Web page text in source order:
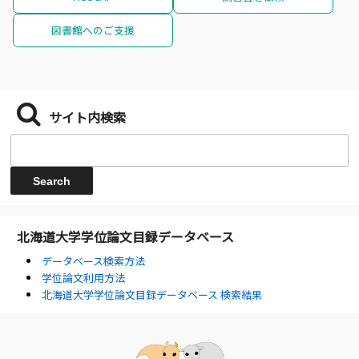
図書館へのご支援
サイト内検索
北海道大学学位論文目録データベース
データベース検索方法
学位論文利用方法
北海道大学学位論文目録データベース 検索結果